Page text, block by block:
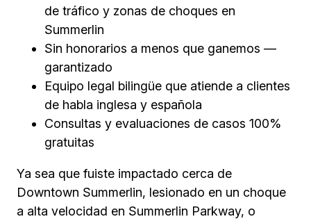
de tráfico y zonas de choques en
Summerlin
Sin honorarios a menos que ganemos —
garantizado
Equipo legal bilingüe que atiende a clientes
de habla inglesa y española
Consultas y evaluaciones de casos 100%
gratuitas
Ya sea que fuiste impactado cerca de
Downtown Summerlin, lesionado en un choque
a alta velocidad en Summerlin Parkway, o